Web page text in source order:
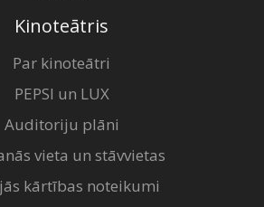
Kinoteātris
Par kinoteātri
PEPSI un LUX
Auditoriju plāni
vieta un stāvvietas
kārtības noteikumi